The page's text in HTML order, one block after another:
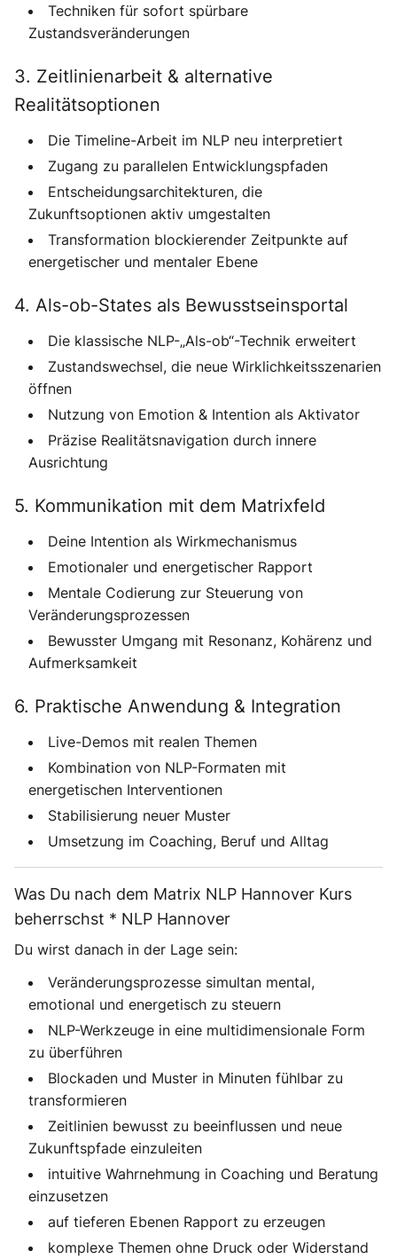
Techniken für sofort spürbare
Zustandsveränderungen
3. Zeitlinienarbeit & alternative
Realitätsoptionen
Die Timeline-Arbeit im NLP neu interpretiert
Zugang zu parallelen Entwicklungspfaden
Entscheidungsarchitekturen, die
Zukunftsoptionen aktiv umgestalten
Transformation blockierender Zeitpunkte auf
energetischer und mentaler Ebene
4. Als-ob-States als Bewusstseinsportal
Die klassische NLP-„Als-ob“-Technik erweitert
Zustandswechsel, die neue Wirklichkeitsszenarien
öffnen
Nutzung von Emotion & Intention als Aktivator
Präzise Realitätsnavigation durch innere
Ausrichtung
5. Kommunikation mit dem Matrixfeld
Deine Intention als Wirkmechanismus
Emotionaler und energetischer Rapport
Mentale Codierung zur Steuerung von
Veränderungsprozessen
Bewusster Umgang mit Resonanz, Kohärenz und
Aufmerksamkeit
6. Praktische Anwendung & Integration
Live-Demos mit realen Themen
Kombination von NLP-Formaten mit
energetischen Interventionen
Stabilisierung neuer Muster
Umsetzung im Coaching, Beruf und Alltag
Was Du nach dem Matrix NLP Hannover Kurs
beherrschst * NLP Hannover
Du wirst danach in der Lage sein:
Veränderungsprozesse simultan mental,
emotional und energetisch zu steuern
NLP-Werkzeuge in eine multidimensionale Form
zu überführen
Blockaden und Muster in Minuten fühlbar zu
transformieren
Zeitlinien bewusst zu beeinflussen und neue
Zukunftspfade einzuleiten
intuitive Wahrnehmung in Coaching und Beratung
einzusetzen
auf tieferen Ebenen Rapport zu erzeugen
komplexe Themen ohne Druck oder Widerstand